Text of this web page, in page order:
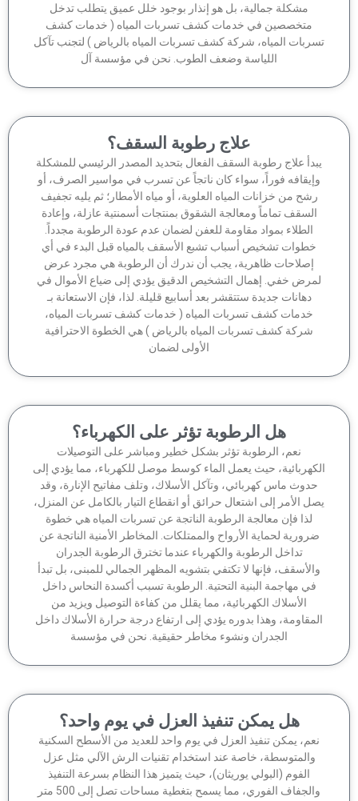
مشكلة جمالية، بل هو إنذار بوجود خلل عميق يتطلب تدخل
متخصصين في خدمات كشف تسربات المياه ( خدمات كشف
المياه، شركة كشف تسربات المياه بالرياض ) لتجنب تآكل
اللياسة وضعف الطوب. نحن في مؤسسة آل
علاج رطوبة السقف؟
علاج رطوبة السقف الفعال بتحديد المصدر الرئيسي للمشكلة
فوراً، سواء كان ناتجاً عن تسرب في مواسير الصرف، أو
رشح من خزانات المياه العلوية، أو مياه الأمطار؛ ثم يليه تجفيف
السقف تماماً ومعالجة الشقوق بمنتجات أسمنتية عازلة، وإعادة
الطلاء بمواد مقاومة للعفن لضمان عدم عودة الرطوبة مجدداً.
خطوات تشخيص أسباب تشبع الأسقف بالمياه قبل البدء في أي
إصلاحات ظاهرية، يجب أن ندرك أن الرطوبة هي مجرد عرض
خفي. إهمال التشخيص الدقيق يؤدي إلى ضياع الأموال في
دهانات جديدة ستتقشر بعد أسابيع قليلة. لذا، فإن الاستعانة بـ
خدمات كشف تسربات المياه ( خدمات كشف تسربات المياه،
شركة كشف تسربات المياه بالرياض ) هي الخطوة الاحترافية
الأولى لضمان
هل الرطوبة تؤثر على الكهرباء؟
نعم، الرطوبة تؤثر بشكل خطير ومباشر على التوصيلات
حيث يعمل الماء كوسط موصل للكهرباء، مما يؤدي إلى
حدوث ماس كهربائي، وتآكل الأسلاك، وتلف مفاتيح الإنارة، وقد
الأمر إلى اشتعال حرائق أو انقطاع التيار بالكامل عن المنزل،
لذا فإن معالجة الرطوبة الناتجة عن تسربات المياه هي خطوة
لحماية الأرواح والممتلكات. المخاطر الأمنية الناتجة عن
تداخل الرطوبة والكهرباء عندما تخترق الرطوبة الجدران
فإنها لا تكتفي بتشويه المظهر الجمالي للمبنى، بل تبدأ
في مهاجمة البنية التحتية. الرطوبة تسبب أكسدة النحاس داخل
الأسلاك الكهربائية، مما يقلل من كفاءة التوصيل ويزيد من
وهذا بدوره يؤدي إلى ارتفاع درجة حرارة الأسلاك داخل
الجدران ونشوء مخاطر حقيقية. نحن في مؤسسة
هل يمكن تنفيذ العزل في يوم واحد؟
يمكن تنفيذ العزل في يوم واحد للعديد من الأسطح السكنية
والمتوسطة، خاصة عند استخدام تقنيات الرش الآلي مثل عزل
الفوم (البولي يوريثان)، حيث يتميز هذا النظام بسرعة التنفيذ
والجفاف الفوري، مما يسمح بتغطية مساحات تصل إلى 500 متر